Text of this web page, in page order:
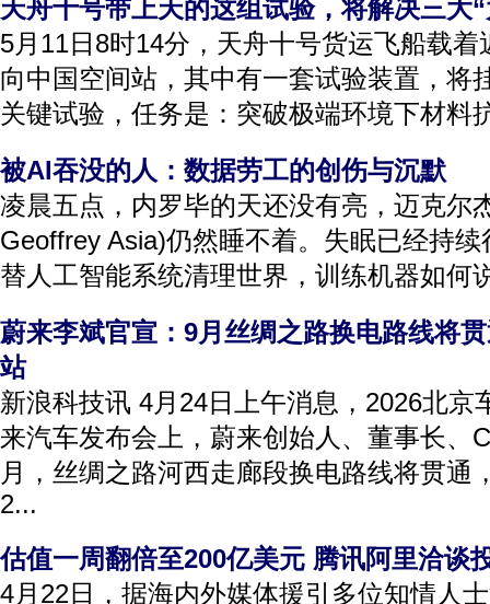
天舟十号带上天的这组试验，将解决三大
5月11日8时14分，天舟十号货运飞船载
向中国空间站，其中有一套试验装置，将
关键试验，任务是：突破极端环境下材料
被AI吞没的人：数据劳工的创伤与沉默
凌晨五点，内罗毕的天还没有亮，迈克尔
Geoffrey Asia)仍然睡不着。失眠已经持
替人工智能系统清理世界，训练机器如何
蔚来李斌官宣：9月丝绸之路换电路线将
站
新浪科技讯 4月24日上午消息，2026北京
来汽车发布会上，蔚来创始人、董事长、
月，丝绸之路河西走廊段换电路线将贯通
2...
估值一周翻倍至200亿美元 腾讯阿里洽谈
4月22日，据海内外媒体援引多位知情人